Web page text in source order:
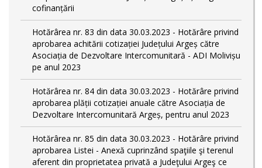
cofinanțării
Hotărârea nr. 83 din data 30.03.2023 - Hotărâre privind
aprobarea achitării cotizației Județului Argeș către
Asociația de Dezvoltare Intercomunitară - ADI Molivișu
pe anul 2023
Hotărârea nr. 84 din data 30.03.2023 - Hotărâre privind
aprobarea plății cotizației anuale către Asociația de
Dezvoltare Intercomunitară Argeș, pentru anul 2023
Hotărârea nr. 85 din data 30.03.2023 - Hotărâre privind
aprobarea Listei - Anexă cuprinzând spaţiile şi terenul
aferent din proprietatea privată a Judeţului Argeş ce